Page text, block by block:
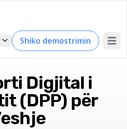
Shiko demostrimin Open
Digjital i
(DPP) për